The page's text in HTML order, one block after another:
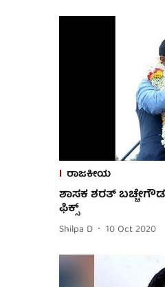
ರಾಜಕೀಯ
ಶಾಸಕ ಶರತ್
ಫಿಕ್ಸ್
Shilpa D 10 Oct 2020